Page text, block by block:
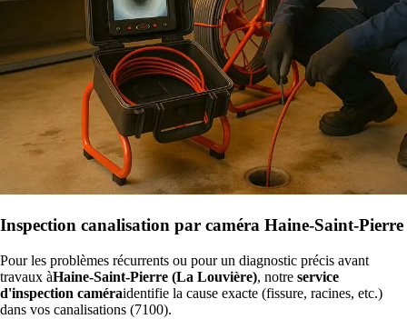
Inspection canalisation par caméra Haine-Saint-Pierre
Pour les problèmes récurrents ou pour un diagnostic précis avant
travaux àHaine-Saint-Pierre (La Louvière), notre service
d'inspection caméraidentifie la cause exacte (fissure, racines, etc.)
dans vos canalisations (7100).